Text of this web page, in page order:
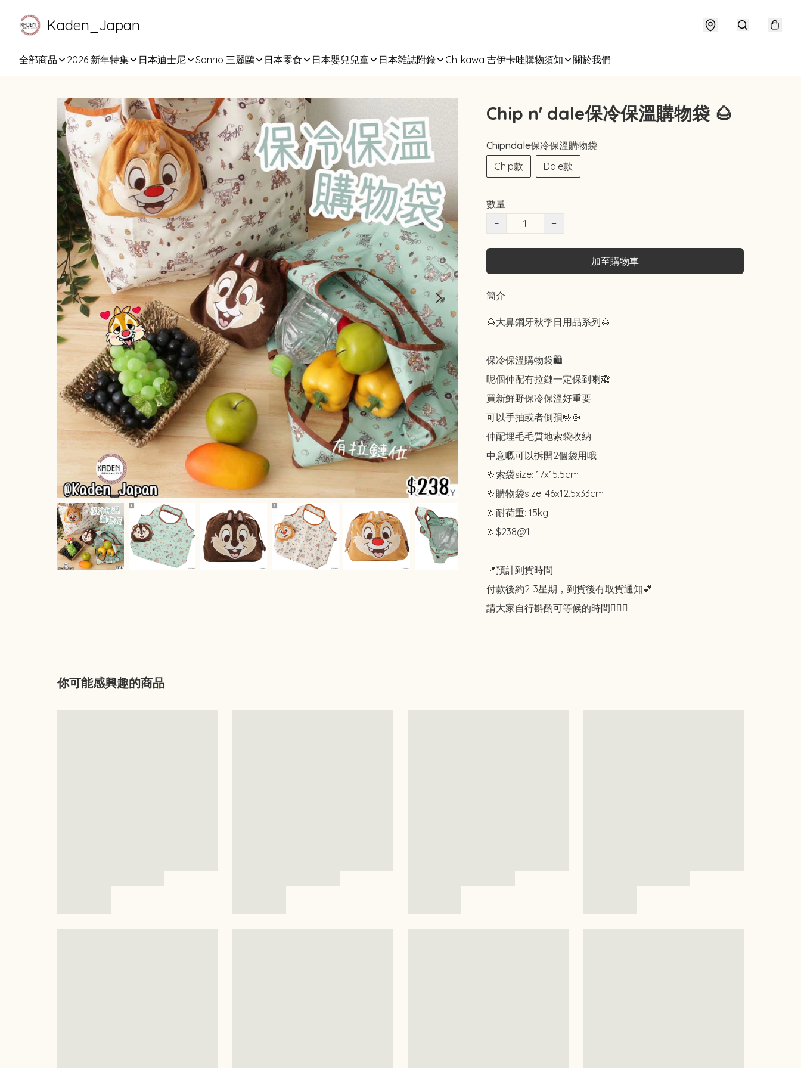
Kaden_Japan
全部商品 2026 新年特集 日本迪士尼 Sanrio 三麗鷗 日本零食 日本嬰兒兒童 日本雜誌附錄 Chiikawa 吉伊卡哇購物須知 關於我們
Chip n' dale保冷保溫購物袋 🌰
Chipndale保冷保溫購物袋
Chip款
Dale款
數量
−
+
加至購物車
簡介 −
🌰大鼻鋼牙秋季日用品系列🌰
保冷保溫購物袋🛍️
呢個仲配有拉鏈一定保到喇🙈
買新鮮野保冷保溫好重要
可以手抽或者側孭🤟🏻
仲配埋毛毛質地索袋收納
中意嘅可以拆開2個袋用哦
🔆索袋size: 17x15.5cm
🔆購物袋size: 46x12.5x33cm
🔆耐荷重: 15kg
🔆$238@1
------------------------------
📍預計到貨時間
付款後約2-3星期，到貨後有取貨通知💕
請大家自行斟酌可等候的時間🙇🏻‍♀️
你可能感興趣的商品